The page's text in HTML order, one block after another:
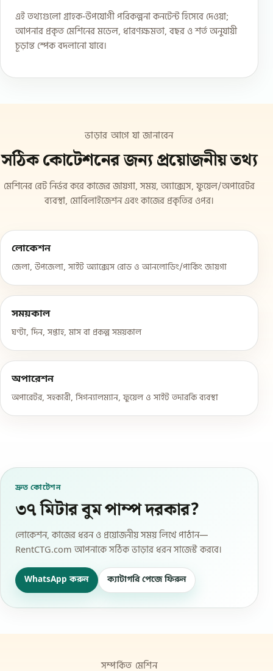
এই তথ্যগুলো গ্রাহক-উপযোগী পরিকল্পনা কনটেন্ট হিসেবে দেওয়া;
আপনার প্রকৃত মেশিনের মডেল, ধারণক্ষমতা, বছর ও শর্ত অনুযায়ী
চূড়ান্ত স্পেক বদলানো যাবে।
ভাড়ার আগে যা জানাবেন
সঠিক কোটেশনের জন্য প্রয়োজনীয় তথ্য
মেশিনের রেট নির্ভর করে কাজের জায়গা, সময়, অ্যাক্সেস, ফুয়েল/অপারেটর
ব্যবস্থা, মোবিলাইজেশন এবং কাজের প্রকৃতির ওপর।
লোকেশন
জেলা, উপজেলা, সাইট অ্যাক্সেস রোড ও আনলোডিং/পার্কিং জায়গা
সময়কাল
ঘণ্টা, দিন, সপ্তাহ, মাস বা প্রকল্প সময়কাল
অপারেশন
অপারেটর, সহকারী, সিগন্যালম্যান, ফুয়েল ও সাইট তদারকি ব্যবস্থা
দ্রুত কোটেশন
৩৭ মিটার বুম পাম্প দরকার?
লোকেশন, কাজের ধরন ও প্রয়োজনীয় সময় লিখে পাঠান—
RentCTG.com আপনাকে সঠিক ভাড়ার ধরন সাজেস্ট করবে।
WhatsApp করুন ক্যাটাগরি পেজে ফিরুন
সম্পর্কিত মেশিন